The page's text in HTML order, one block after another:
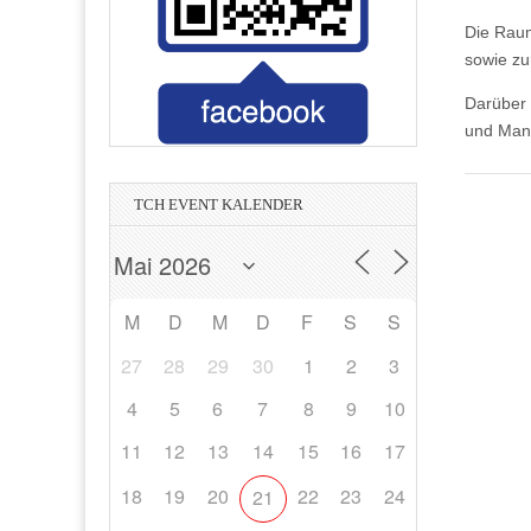
Die
sowie
Darüber
und
Tanz- und Nachtclub in Heidelberg
Wirtschaftsprüfer & Steuerberater
Bauträger
Management
Magnetschalungstechnologie
Wasser - Strom - Erdgas - Umwelt
in Hockenheim
TCH EVENT KALENDER
M D M D F S
S
27
28 29 30 1 2
3
4
5 6 7 8 9
10
11
12 13 14 15 16
17
18
19 20 21 22 23
24